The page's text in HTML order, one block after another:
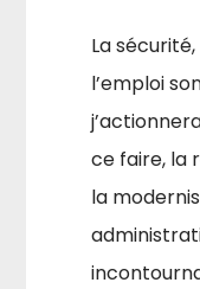
La
l’emploi
ce faire, la
la